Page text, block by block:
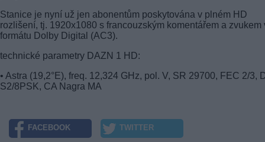
Stanice je nyní už jen abonentům poskytována v plném HD
rozlišení, tj. 1920x1080 s francouzským komentářem a zvukem
formátu Dolby Digital (AC3).
technické parametry DAZN 1 HD:
• Astra (19,2°E), freq. 12,324 GHz, pol. V, SR 29700, FEC 2/3,
S2/8PSK, CA Nagra MA
FACEBOOK TWITTER